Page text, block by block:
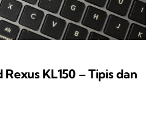
KL150 – Tipis dan